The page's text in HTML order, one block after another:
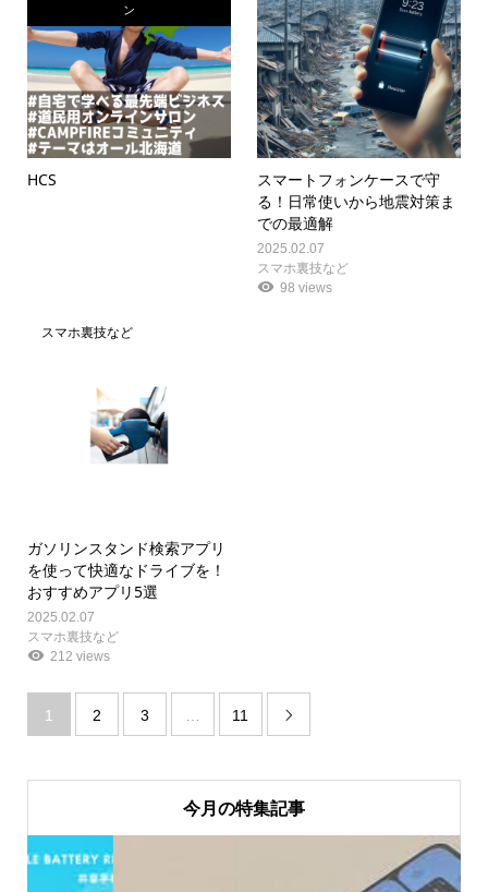
ン
HCS
スマートフォンケースで守
る！日常使いから地震対策ま
での最適解
2025.02.07
スマホ裏技など
98 views
スマホ裏技など
ガソリンスタンド検索アプリ
を使って快適なドライブを！
おすすめアプリ5選
2025.02.07
スマホ裏技など
212 views
1 2 3 … 11 
今月の特集記事